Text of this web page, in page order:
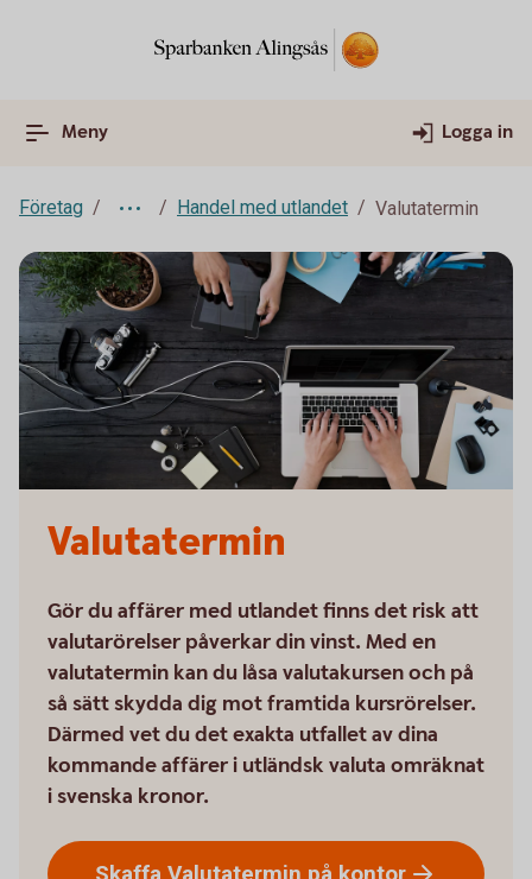
Meny Logga in
Företag Handel med utlandet Valutatermin
Valutatermin
Gör du affärer med utlandet finns det risk att
valutarörelser påverkar din vinst. Med en
valutatermin kan du låsa valutakursen och på
så sätt skydda dig mot framtida kursrörelser.
Därmed vet du det exakta utfallet av dina
kommande affärer i utländsk valuta omräknat
i svenska kronor.
Skaffa Valutatermin på kontor